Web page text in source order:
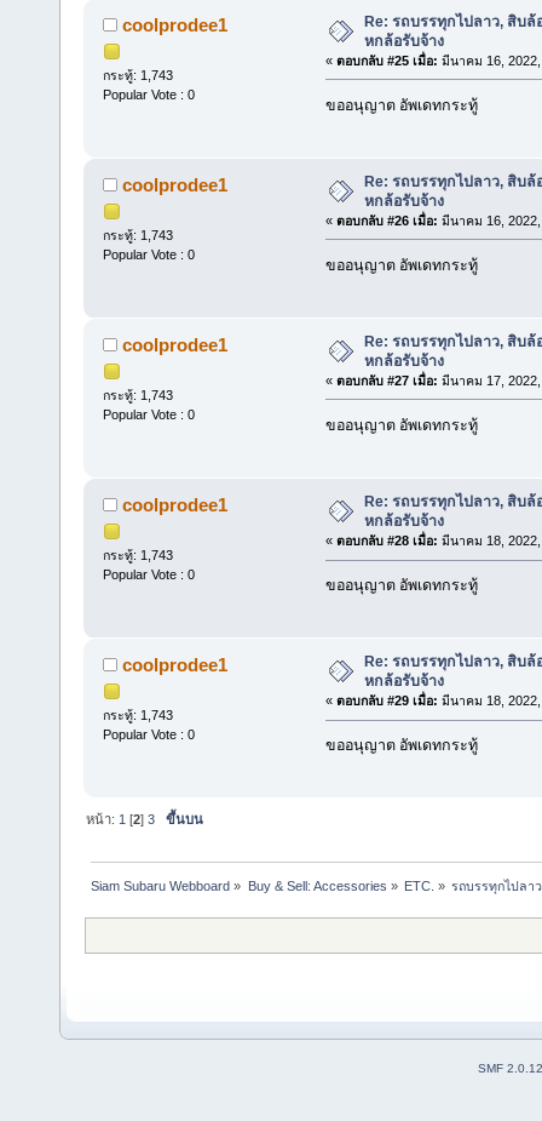
coolprodee1
กระทู้: 1,743
Popular Vote : 0
Re: รถบรรทุกไปลาว, สิบล้
หกล้อรับจ้าง
« ตอบกลับ #25 เมื่อ: มีนาคม 16,
ขออนุญาต อัพเดทกระทู้
coolprodee1
กระทู้: 1,743
Popular Vote : 0
Re: รถบรรทุกไปลาว, สิบล้
หกล้อรับจ้าง
« ตอบกลับ #26 เมื่อ: มีนาคม 16,
ขออนุญาต อัพเดทกระทู้
coolprodee1
กระทู้: 1,743
Popular Vote : 0
Re: รถบรรทุกไปลาว, สิบล้
หกล้อรับจ้าง
« ตอบกลับ #27 เมื่อ: มีนาคม 17,
ขออนุญาต อัพเดทกระทู้
coolprodee1
กระทู้: 1,743
Popular Vote : 0
Re: รถบรรทุกไปลาว, สิบล้
หกล้อรับจ้าง
« ตอบกลับ #28 เมื่อ: มีนาคม 18,
ขออนุญาต อัพเดทกระทู้
coolprodee1
กระทู้: 1,743
Popular Vote : 0
Re: รถบรรทุกไปลาว, สิบล้
หกล้อรับจ้าง
« ตอบกลับ #29 เมื่อ: มีนาคม 18,
ขออนุญาต อัพเดทกระทู้
หน้า:1 [2]3 ขึ้นบน
Siam Subaru Webboard » Buy & Sell: Accessories » ETC. » รถบรรทุกไปลา
SMF 2.0.12